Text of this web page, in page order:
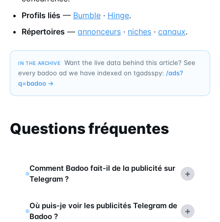
Profils liés — Bumble · Hinge.
Répertoires — annonceurs · niches · canaux.
IN THE ARCHIVE
Want the live data behind this article? See
every badoo ad we have indexed on tgadsspy: /ads?
q=badoo →
Questions fréquentes
Comment Badoo fait-il de la publicité sur
Telegram ?
+
Où puis-je voir les publicités Telegram de
Badoo ?
+